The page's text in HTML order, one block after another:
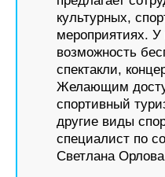
культурных,
мероприятиях. У
возможность
спектакли,
Желающим
спортивный
другие виды
специалист по
Светлана